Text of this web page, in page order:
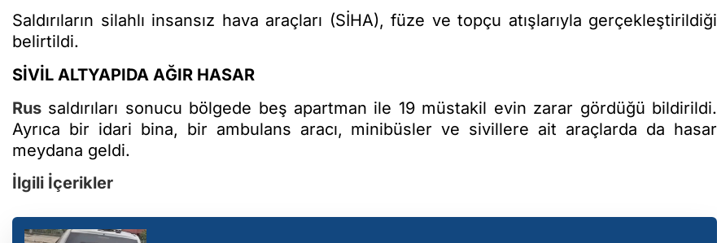
Saldırıların silahlı insansız hava araçları (SİHA), füze ve topçu atışlarıyla gerçekleştirildiği
belirtildi.
SİVİL ALTYAPIDA AĞIR HASAR
Rus saldırıları sonucu bölgede beş apartman ile 19 müstakil evin zarar gördüğü bildirildi.
Ayrıca bir idari bina, bir ambulans aracı, minibüsler ve sivillere ait araçlarda da hasar
meydana geldi.
İlgili İçerikler